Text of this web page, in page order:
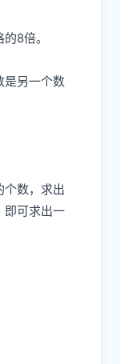
8倍。
是另一个数
个数，求出
即可求出一